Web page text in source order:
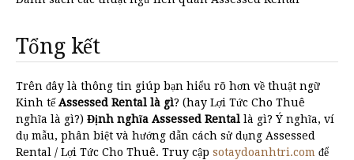
Tổng kết
Trên đây là thông tin giúp bạn hiểu rõ hơn về thuật ngữ
Kinh tếAssessed Rental là gì? (hay Lợi Tức Cho Thuê
nghĩa là gì?) Định nghĩa Assessed Rental là gì? Ý nghĩa, ví
dụ mẫu, phân biệt và hướng dẫn cách sử dụng Assessed
Rental / Lợi Tức Cho Thuê. Truy cập sotaydoanhtri.com để